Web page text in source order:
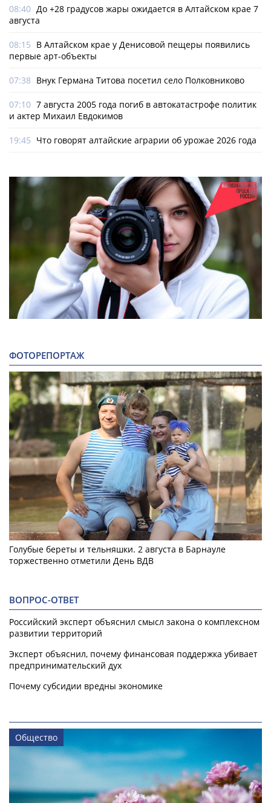
08:40 До +28 градусов жары ожидается в Алтайском крае 7
августа
08:15 В Алтайском крае у Денисовой пещеры появились
первые арт-объекты
07:38 Внук Германа Титова посетил село Полковниково
07:10 7 августа 2005 года погиб в автокатастрофе политик
и актер Михаил Евдокимов
19:45 Что говорят алтайские аграрии об урожае 2026 года
ФОТОРЕПОРТАЖ
Голубые береты и тельняшки. 2 августа в Барнауле
торжественно отметили День ВДВ
ВОПРОС-ОТВЕТ
Российский эксперт объяснил смысл закона о комплексном
развитии территорий
Эксперт объяснил, почему финансовая поддержка убивает
предпринимательский дух
Почему субсидии вредны экономике
Общество